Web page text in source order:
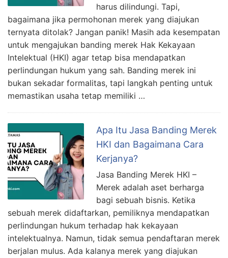
harus dilindungi. Tapi,
bagaimana jika permohonan merek yang diajukan
ternyata ditolak? Jangan panik! Masih ada kesempatan
untuk mengajukan banding merek Hak Kekayaan
Intelektual (HKI) agar tetap bisa mendapatkan
perlindungan hukum yang sah. Banding merek ini
bukan sekadar formalitas, tapi langkah penting untuk
memastikan usaha tetap memiliki …
Apa Itu Jasa Banding Merek
HKI dan Bagaimana Cara
Kerjanya?
Jasa Banding Merek HKI –
Merek adalah aset berharga
bagi sebuah bisnis. Ketika
sebuah merek didaftarkan, pemiliknya mendapatkan
perlindungan hukum terhadap hak kekayaan
intelektualnya. Namun, tidak semua pendaftaran merek
berjalan mulus. Ada kalanya merek yang diajukan